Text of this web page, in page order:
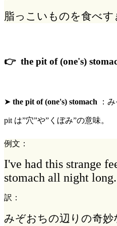
脂っこいものを食べす
👉 the pit of (one's)
➤ the pit of (one's) stomach ： み
pit は”穴”や”くぼみ”の意味。
例文：
I've had this strange
stomach all night long.
訳：
みぞおちの辺りの奇妙